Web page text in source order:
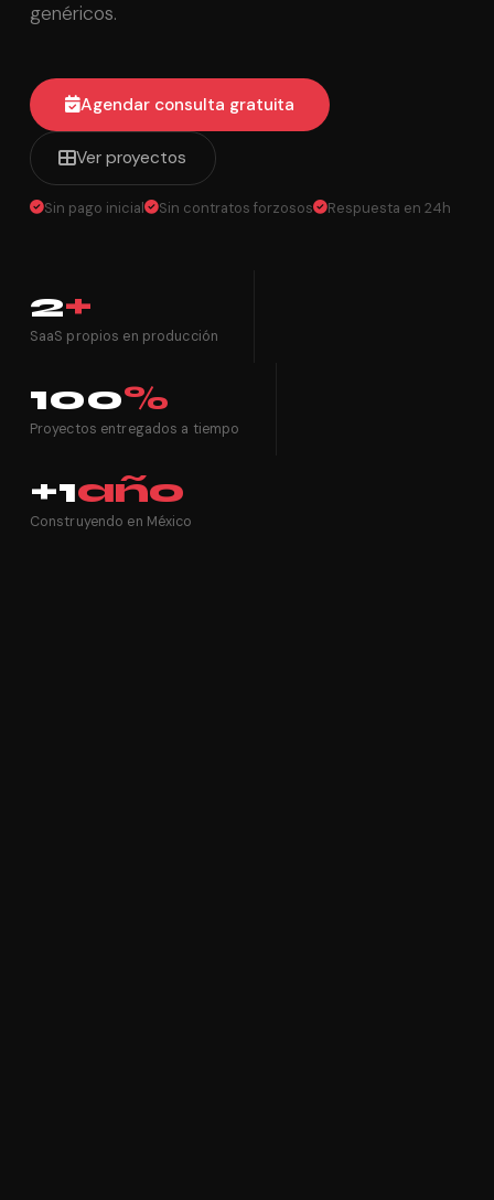
genéricos.
Agendar consulta gratuita
Ver proyectos
Sin pago inicial Sin contratos forzosos Respuesta en 24h
2+
SaaS propios en producción
100%
Proyectos entregados a tiempo
+1año
Construyendo en México